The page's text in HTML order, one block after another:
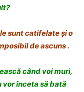
sunt catifelateși o
de ascuns .
când voi muri,
vor înceta să bată